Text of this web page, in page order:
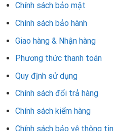
Chính sách bảo mật
Chính sách bảo hành
Giao hàng & Nhận hàng
Phương thức thanh toán
Quy định sử dụng
Chính sách đổi trả hàng
Chính sách kiểm hàng
Chính sách bảo vệ thông tin